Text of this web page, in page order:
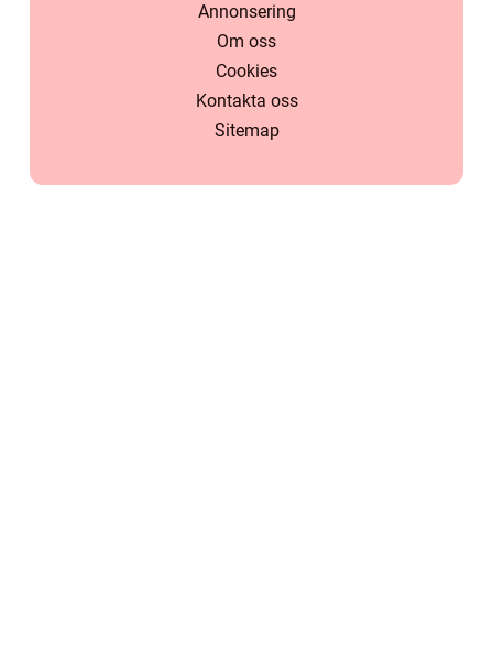
Annonsering
Om oss
Cookies
Kontakta oss
Sitemap